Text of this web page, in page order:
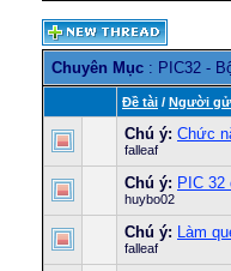
Chuyên Mục : PIC32 -
Ðề tài / Người
Chú ý: Chức
falleaf
Chú ý: PIC 32
huybo02
Chú ý: Làm
falleaf